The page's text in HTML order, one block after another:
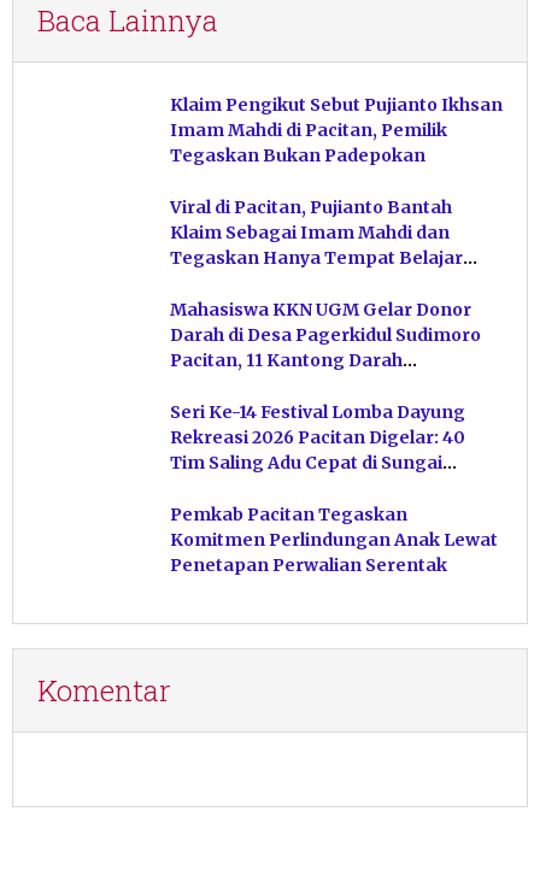
Baca Lainnya
Klaim Pengikut Sebut Pujianto Ikhsan
Imam Mahdi di Pacitan, Pemilik
Tegaskan Bukan Padepokan
Viral di Pacitan, Pujianto Bantah
Klaim Sebagai Imam Mahdi dan
Tegaskan Hanya Tempat Belajar
Mahasiswa KKN UGM Gelar Donor
Darah di Desa Pagerkidul Sudimoro
Pacitan, 11 Kantong Darah
Seri Ke-14 Festival Lomba Dayung
Rekreasi 2026 Pacitan Digelar: 40
Tim Saling Adu Cepat di Sungai
Pemkab Pacitan Tegaskan
Komitmen Perlindungan Anak Lewat
Penetapan Perwalian Serentak
Komentar